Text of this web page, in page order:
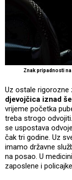
Znak pripadnosti
Uz ostale rigorozne
djevojčica iznad
vrijeme početka
treba strogo
se uspostava
čak tri godine. Uz
imamo državne
na posao. U
zaposlene i